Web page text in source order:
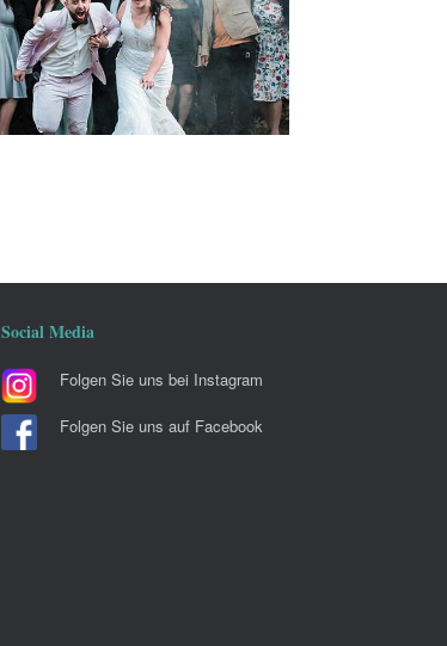
Social Media
Folgen Sie uns bei Instagram
Folgen Sie uns auf Facebook